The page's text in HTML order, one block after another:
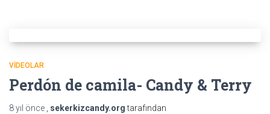
VIDEOLAR
Perdón de camila- Candy & Terry
8 yıl önce sekerkizcandy.orgtarafından